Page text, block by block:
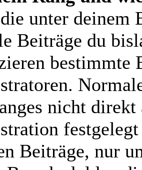
unter deinem
Beiträge du
bestimmte
nicht
Beiträge, nur